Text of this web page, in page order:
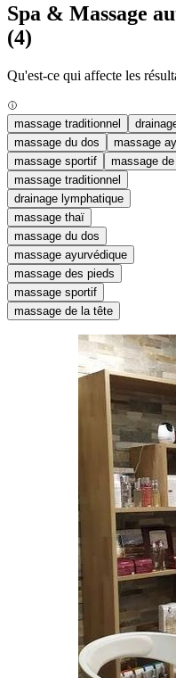
Spa & Massage
(4)
Qu'est-ce qui affecte les
massage traditionnel
massage du dos
massage
massage sportif
massage
massage traditionnel
drainage lymphatique
massage thaï
massage du dos
massage ayurvédique
massage des pieds
massage sportif
massage de la tête